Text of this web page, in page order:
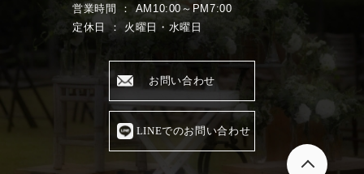
営業時間 ： AM10:00～PM7:00
定休日 ： 火曜日・水曜日
お問い合わせ
LINEでのお問い合わせ